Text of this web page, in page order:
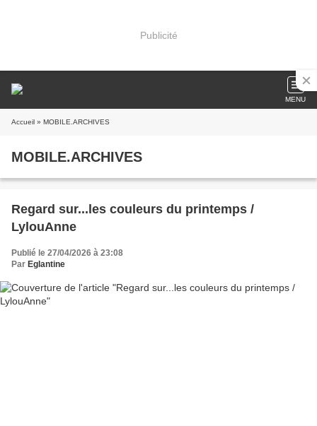
Publicité
MENU
Accueil » MOBILE.ARCHIVES
MOBILE.ARCHIVES
Regard sur...les couleurs du printemps /
LylouAnne
Publié le 27/04/2026 à 23:08
Par Eglantine